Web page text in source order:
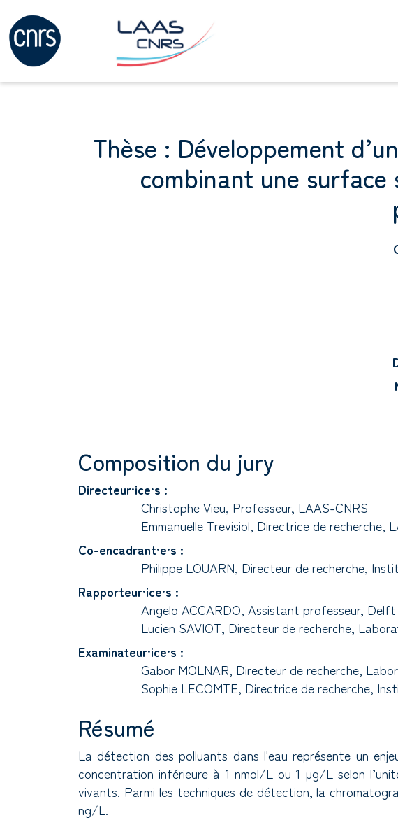
Thèse : Développement
combinant une
Composition du jury
Directeur·ice·s :
Christophe Vieu, Professeur, LAAS-CNRS
Emmanuelle Trevisiol, Directrice de recherche,
Co-encadrant·e·s :
Philippe LOUARN, Directeur de recherche,
Rapporteur·ice·s :
Angelo ACCARDO, Assistant professeur,
Lucien SAVIOT, Directeur de recherche,
Examinateur·ice·s :
Gabor MOLNAR, Directeur de recherche,
Sophie LECOMTE, Directrice de recherche,
Résumé
La détection des polluants dans l'eau représente un
concentration inférieure à 1 nmol/L ou 1 µg/L selon
vivants. Parmi les techniques de détection, la
ng/L.